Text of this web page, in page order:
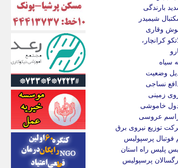
بارندگی
شیمیدر
وقاری
کرانچار،
سیاه
وضعیت
نساجی
زمینی
خاموشی
عروسی
توزیع نیروی برق
فوتبال پرسپولیس
پلیس راه استان
پرسپولیس
ایران آرت
ایران آنلاین
ایران زندگی
ایران فوری
ایرانی روز
ایرانیتال
ایرنا
ایسکانیوز
ایسنا
ایکنا
ایلنا
اینتیتر
ایونا نیوز
بازتاب آنلاین
باشگاه خبرنگاران